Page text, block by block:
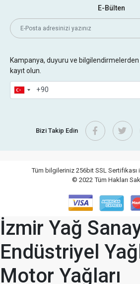
E-Bülten
Kampanya, duyuru ve
kayıt olun.
Bizi Takip Edin
Tüm bilgileriniz 256bit SSL Sertifikası
© 2022 Tüm Hakları
İzmir Yağ
Endüstriyel
Motor Yağları